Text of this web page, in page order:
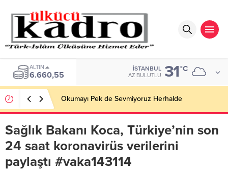
ALTIN
6.660,55
İSTANBUL
AZ BULUTLU 31°C
Okumayı Pek de Sevmiyoruz Herhalde
Sağlık Bakanı Koca, Türkiye’nin son
24 saat koronavirüs verilerini
paylaştı #vaka143114